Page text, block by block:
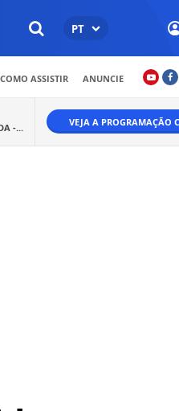
PT
COMO ASSISTIR ANUNCIE
-... VEJA A PROGRAMAÇÃO